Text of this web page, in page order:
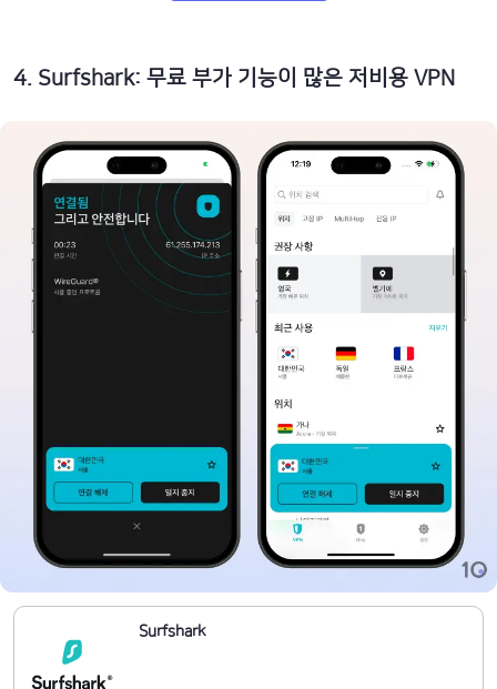
4. Surfshark: 무료 부가 기능이 많은 저비용 VPN
Surfshark